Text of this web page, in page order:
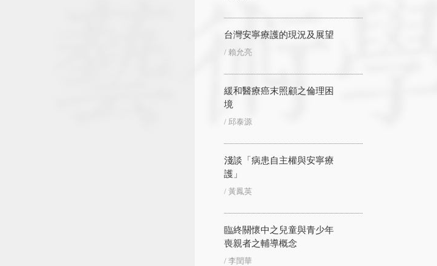
台灣安寧療護的現況及展望
/ 賴允亮
緩和醫療癌末照顧之倫理困
境
/ 邱泰源
淺談「病患自主權與安寧療
護」
/ 黃鳳英
臨終關懷中之兒童與青少年
喪親者之輔導概念
/ 李閏華